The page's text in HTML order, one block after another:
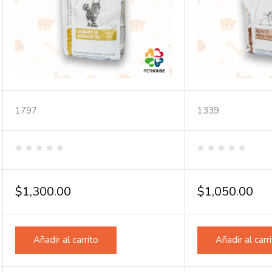
1797 1339
de
5
de
5
$1,300.00 $1,050.00
Añadir al carrito Añadir al